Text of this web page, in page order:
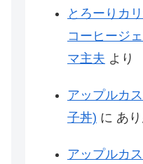
とろーりカ
コーヒージ
マ主夫 より
アップルカ
子丼) に あり
アップルカ